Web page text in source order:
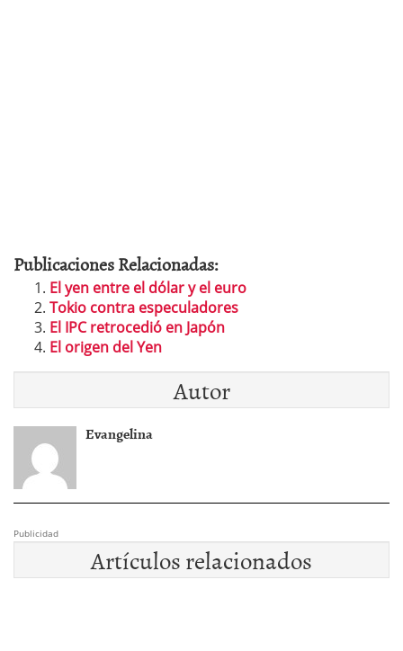
Publicaciones Relacionadas:
El yen entre el dólar y el euro
Tokio contra especuladores
El IPC retrocedió en Japón
El origen del Yen
Autor
Evangelina
Publicidad
Artículos relacionados